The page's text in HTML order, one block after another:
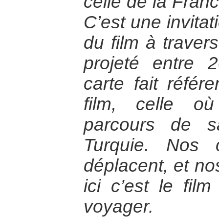
C’est une
du film à
projeté entre
carte fait
film, celle
parcours de
Turquie. Nos
déplacent, et
ici c’est le
voyager.